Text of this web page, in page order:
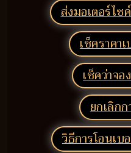
ส่งมอเตอร์ไซ
เช็คราคา
เช็คว่าจอ
ยกเลิก
วิธีการโอนเ